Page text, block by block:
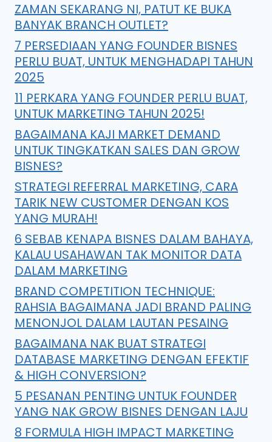
ZAMAN SEKARANG NI, PATUT KE BUKA
BANYAK BRANCH OUTLET?
7 PERSEDIAAN YANG FOUNDER BISNES
PERLU BUAT, UNTUK MENGHADAPI TAHUN
2025
11 PERKARA YANG FOUNDER PERLU BUAT,
UNTUK MARKETING TAHUN 2025!
BAGAIMANA KAJI MARKET DEMAND
UNTUK TINGKATKAN SALES DAN GROW
BISNES?
STRATEGI REFERRAL MARKETING, CARA
TARIK NEW CUSTOMER DENGAN KOS
YANG MURAH!
6 SEBAB KENAPA BISNES DALAM BAHAYA,
KALAU USAHAWAN TAK MONITOR DATA
DALAM MARKETING
BRAND COMPETITION TECHNIQUE:
RAHSIA BAGAIMANA JADI BRAND PALING
MENONJOL DALAM LAUTAN PESAING
BAGAIMANA NAK BUAT STRATEGI
DATABASE MARKETING DENGAN EFEKTIF
& HIGH CONVERSION?
5 PESANAN PENTING UNTUK FOUNDER
YANG NAK GROW BISNES DENGAN LAJU
8 FORMULA HIGH IMPACT MARKETING